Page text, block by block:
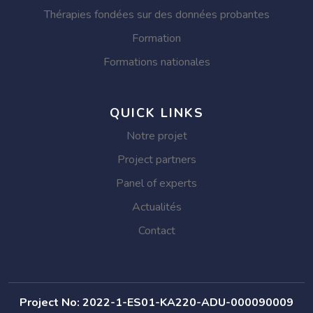
Thérapies fondées sur des données probantes
Formation
Formations nationales
QUICK LINKS
Notre projet
Project partners
Panel of experts
Actualités
Contact
Project No: 2022-1-ES01-KA220-ADU-000090009